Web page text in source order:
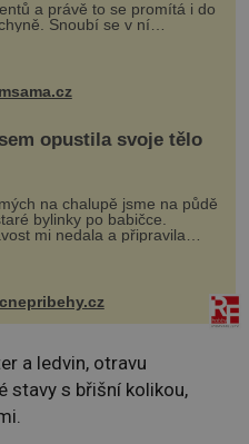
a právě to se promítá i do
Snoubí se v ní
a asijské chutě a díky tomu
rozmanité a chuťově bohaté
které rozhodně st...
opustila svoje tělo
na chalupě jsme na půdě
bylinky po babičce.
mi nedala a připravila
z nich lektvar… Zimní pobyt
se pro mě vlastní vinou
v děsivý zážitek, na kt...
a ledvin, otravu
stavy s břišní kolikou,